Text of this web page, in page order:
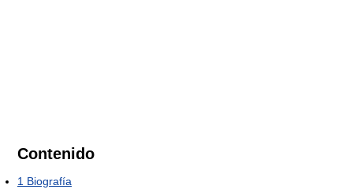
Contenido
1 Biografía